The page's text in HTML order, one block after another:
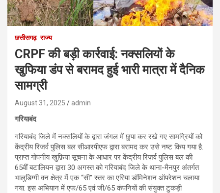
छत्तीसगढ़ राज्य
CRPF की बड़ी कार्रवाई: नक्सलियों के
खुफिया डंप से बरामद हुई भारी मात्रा में दैनिक
सामग्री
August 31, 2025 admin
गरियाबंद
गरियाबंद जिले में नक्सलियों के द्वारा जंगल में छुपा कर रखे गए सामग्रियों को
केंद्रीय रिजर्व पुलिस बल सीआरपीएफ द्वारा बरामद कर उसे नष्ट किय गया है.
प्राप्त गोपनीय खुफ़िया सूचना के आधार पर केंद्रीय रिज़र्व पुलिस बल की
65वीं बटालियन द्वारा 30 अगस्त को गरियाबंद जिले के थाना-मैनपुर अंतर्गत
भालुडिग्गी वन क्षेत्र में एक “सी” स्तर का एरिया डॉमिनेशन ऑपरेशन चलाया
गया. इस अभियान में एफ/65 एवं जी/65 कंपनियों की संयुक्त टुकड़ी